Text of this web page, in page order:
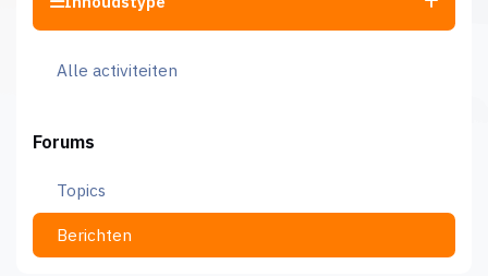
Alle activiteiten
Forums
Topics
Berichten